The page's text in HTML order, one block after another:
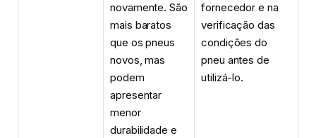
novamente. São
mais baratos
que os pneus
novos, mas
podem
apresentar
menor
durabilidade e
fornecedor e na
verificação das
condições do
pneu antes de
utilizá-lo.